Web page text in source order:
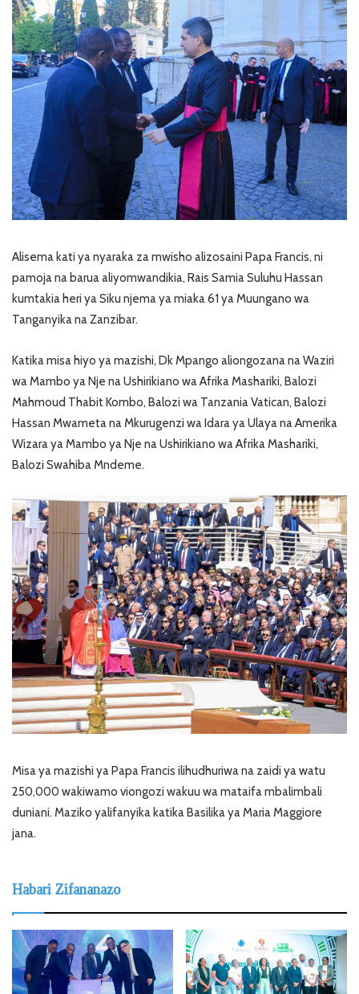
Alisema kati ya nyaraka za mwisho alizosaini Papa Francis, ni
pamoja na barua aliyomwandikia, Rais Samia Suluhu Hassan
kumtakia heri ya Siku njema ya miaka 61 ya Muungano wa
Tanganyika na Zanzibar.
Katika misa hiyo ya mazishi, Dk Mpango aliongozana na Waziri
wa Mambo ya Nje na Ushirikiano wa Afrika Mashariki, Balozi
Mahmoud Thabit Kombo, Balozi wa Tanzania Vatican, Balozi
Hassan Mwameta na Mkurugenzi wa Idara ya Ulaya na Amerika
Wizara ya Mambo ya Nje na Ushirikiano wa Afrika Mashariki,
Balozi Swahiba Mndeme.
Misa ya mazishi ya Papa Francis ilihudhuriwa na zaidi ya watu
250,000 wakiwamo viongozi wakuu wa mataifa mbalimbali
duniani. Maziko yalifanyika katika Basilika ya Maria Maggiore
jana.
Habari Zifananazo